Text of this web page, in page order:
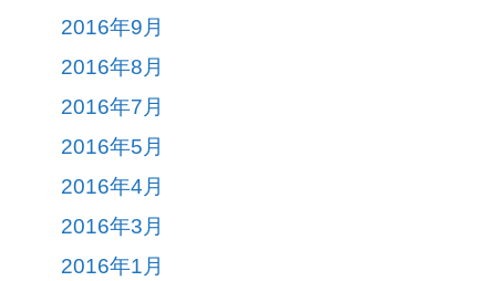
2016年9月
2016年8月
2016年7月
2016年5月
2016年4月
2016年3月
2016年1月